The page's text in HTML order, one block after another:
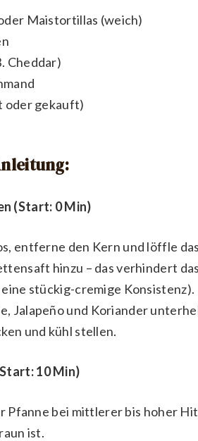
Maistortillas (weich)
Cheddar)
oder gekauft)
(Start: 0 Min)
entferne den Kern und löffle
hinzu – das verhindert
stückig-cremige Konsistenz).
Jalapeño und Koriander
und kühl stellen.
10 Min)
Pfanne bei mittlerer bis hoher
ist.